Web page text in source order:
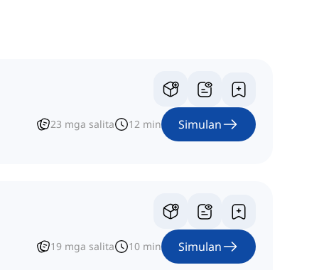
23 mga salita 12 min Simulan
19 mga salita 10 min Simulan